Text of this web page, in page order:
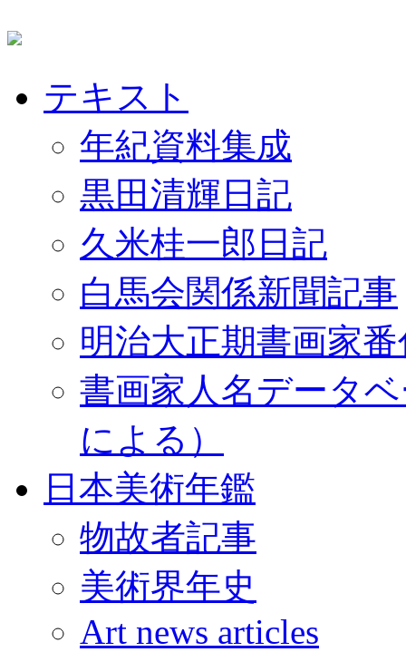
テキスト
年紀資料集成
黒田清輝日記
久米桂一郎日記
白馬会関係新聞記事
明治大正期書画家
書画家人名データ
による）
日本美術年鑑
物故者記事
美術界年史
Art news articles